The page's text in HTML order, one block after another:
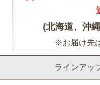
ラインア
(北海道、沖
※お届け先